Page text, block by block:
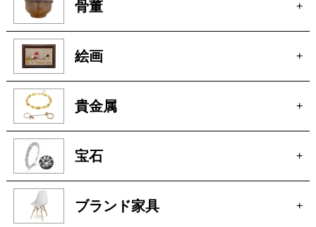
骨董 +
絵画 +
貴金属 +
宝石 +
ブランド家具 +